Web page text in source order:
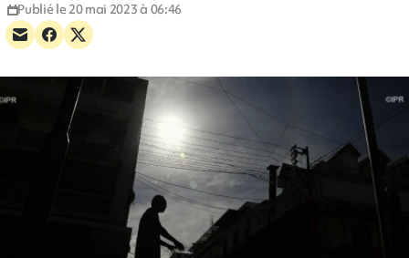
Publié le 20 mai 2023 à 06:46